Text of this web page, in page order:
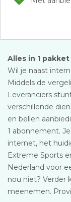
Alles in 1
Wil je naast
Middels de
Leveranciers
verschillende
en bellen
1 abonnement.
internet, het
Extreme Sports
Nederland voor
nou niet? Verder
meenemen.